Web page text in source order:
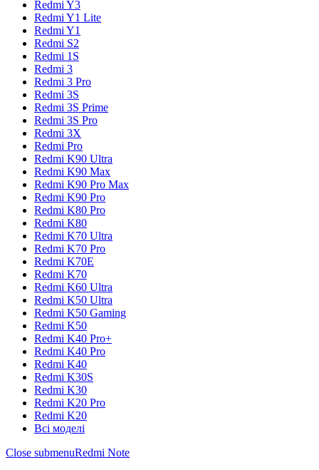
Redmi Y3
Redmi Y1 Lite
Redmi Y1
Redmi S2
Redmi 1S
Redmi 3
Redmi 3 Pro
Redmi 3S
Redmi 3S Prime
Redmi 3S Pro
Redmi 3X
Redmi Pro
Redmi K90 Ultra
Redmi K90 Max
Redmi K90 Pro Max
Redmi K90 Pro
Redmi K80 Pro
Redmi K80
Redmi K70 Ultra
Redmi K70 Pro
Redmi K70E
Redmi K70
Redmi K60 Ultra
Redmi K50 Ultra
Redmi K50 Gaming
Redmi K50
Redmi K40 Pro+
Redmi K40 Pro
Redmi K40
Redmi K30S
Redmi K30
Redmi K20 Pro
Redmi K20
Всі моделі
Close submenuRedmi Note